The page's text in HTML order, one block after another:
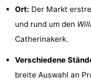
Westduin
Hotels
Zimmer
(mit
Frühstück)
Lastminutes
Strand
Ort: Der Markt
und rund um den
Catherinakerk.
Verschiedene
breite Auswahl an